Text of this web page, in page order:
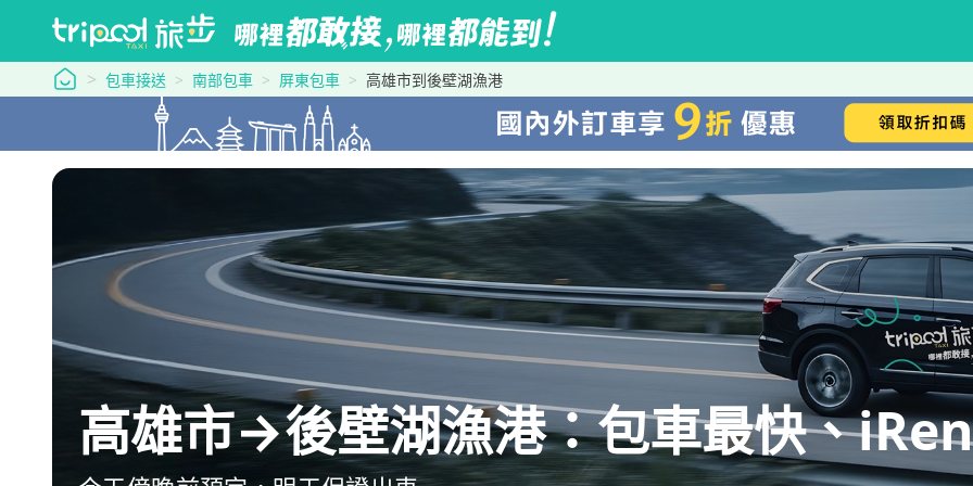
tripool 旅步
包車接送 南部包車 屏東包車 高雄市到後壁湖漁港
高雄市→後壁湖漁港：包車最快、